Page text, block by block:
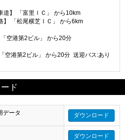
道】 「富里ＩＣ」 から10km
】 「松尾横芝ＩＣ」 から6km
空港第2ビル」 から20分
空港第2ビル」 から20分 送迎バス:あり
ド
データ ダウンロード
ダウンロード